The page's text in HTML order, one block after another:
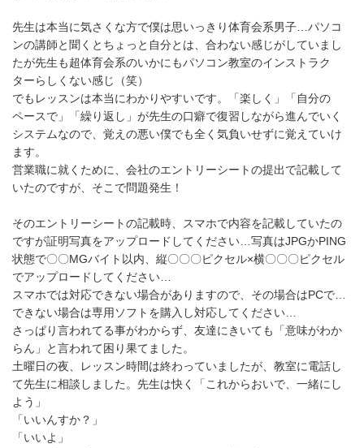
先生は本当に気さくな方で僕は思いっきり体育会系男子…パソコ
ンの講師と聞くとちょっと自分とは、合わない感じがしていまし
たが先生も超体育会系のいかにもパソコン教室のインストラク
ターらしくない感じ（笑）
でもレッスンは本当にわかりやすいです。「楽しく」「自分の
ペースで」「繰り返し」が先生の口癖で復習しながら進んでいく
システムなので、覚えの悪い僕でも全く気負いせずに覚えていけ
ます。
営業職に就くために、会社のエントリーシートの提出で記載して
いたのですが、そこで問題発生！
そのエントリーシートの記載時、スマホで内容を記載していたの
ですが証明写真をアップロードしてください…写真はJPGかPING
状態で〇〇MGバイト以内、縦〇〇〇ピクセル×横〇〇〇ピクセル
でアップロードしてください…
スマホでは対応できない場合がありますので、その場合はPCで…
できない場合は専用ソフトを購入し対応してください…
さっぱり言われてる事がわからず、友達にきいても「意味がわか
らん」と言われて困り果てました。
土曜日の夜、レッスン時間は終わっていましたが、教室に電話し
て先生に相談しました。先生は快く「これからおいで、一緒にし
よう」
「いいんすか？」
「いいよ」